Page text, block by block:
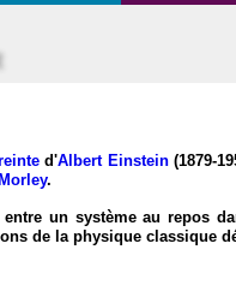
d'Albert Einstein (1879-
.
un système au repos
de la physique classique